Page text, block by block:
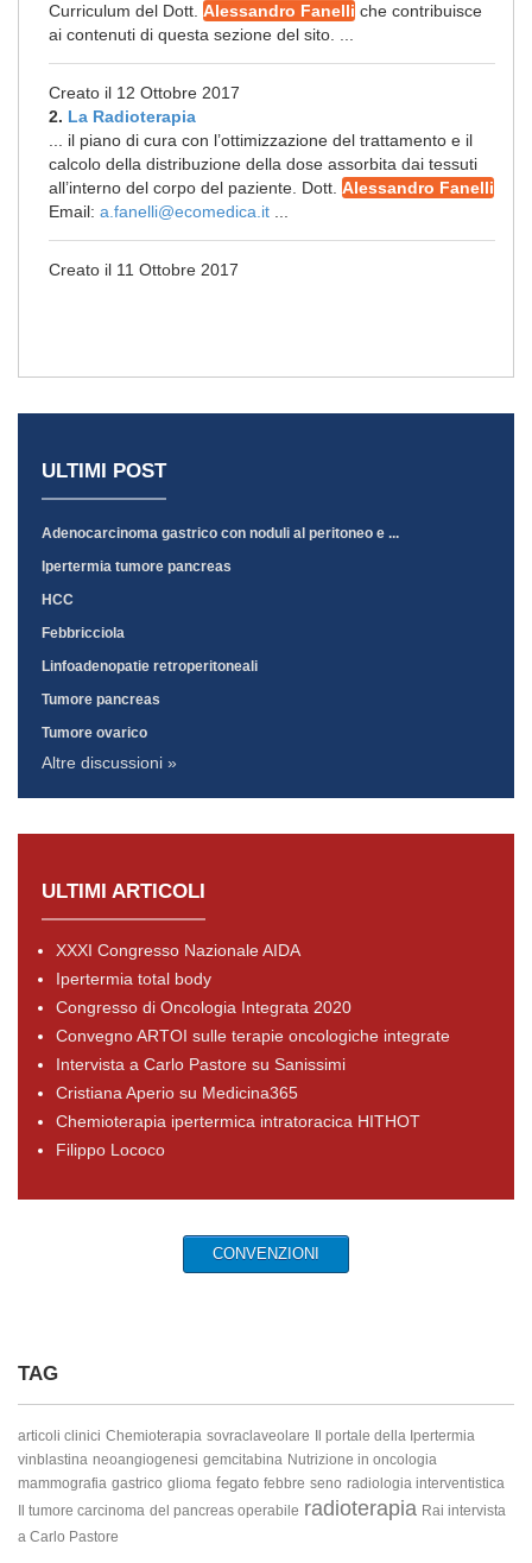
Curriculum del Dott. Alessandro Fanelli che contribuisce
ai contenuti di questa sezione del sito. ...
Creato il 12 Ottobre 2017
2. La Radioterapia
... il piano di cura con l’ottimizzazione del trattamento e il
calcolo della distribuzione della dose assorbita dai tessuti
all’interno del corpo del paziente. Dott. Alessandro Fanelli
Email: a.fanelli@ecomedica.it
Creato il 11 Ottobre 2017
ULTIMI POST
Adenocarcinoma gastrico con noduli al peritoneo e ...
Ipertermia tumore pancreas
HCC
Febbricciola
Linfoadenopatie retroperitoneali
Tumore pancreas
Tumore ovarico
Altre discussioni »
ULTIMI ARTICOLI
XXXI Congresso Nazionale AIDA
Ipertermia total body
Congresso di Oncologia Integrata 2020
Convegno ARTOI sulle terapie oncologiche integrate
Intervista a Carlo Pastore su Sanissimi
Cristiana Aperio su Medicina365
Chemioterapia ipertermica intratoracica HITHOT
Filippo Lococo
CONVENZIONI
TAG
articoli clinici Chemioterapia sovraclaveolare
Il portale della Ipertermia
vinblastina neoangiogenesi gemcitabina Nutrizione in oncologia
mammografia gastrico glioma fegato febbre seno radiologia interventistica
Il tumore carcinoma del pancreas operabile radioterapia Rai intervista
a Carlo Pastore